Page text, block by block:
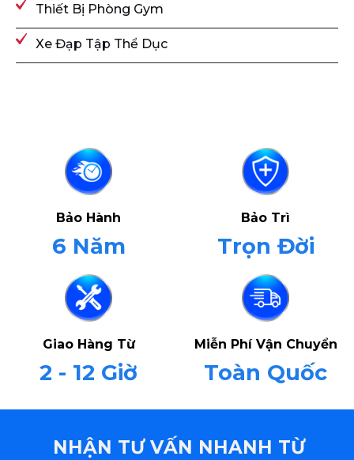
Thiết Bị Phòng Gym
Xe Đạp Tập Thể Dục
Bảo Hành
6 Năm
Bảo Trì
Trọn Đời
Giao Hàng Từ
2 - 12 Giờ
Miễn Phí Vận Chuyển
Toàn Quốc
NHẬN TƯ VẤN NHANH TỪ